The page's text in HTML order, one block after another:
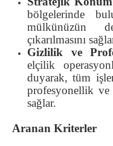
bölgelerinde
mülkünüzün
çıkarılmasını
Gizlilik ve
elçilik
duyarak, tüm
profesyonellik
sağlar.
Aranan Kriterler